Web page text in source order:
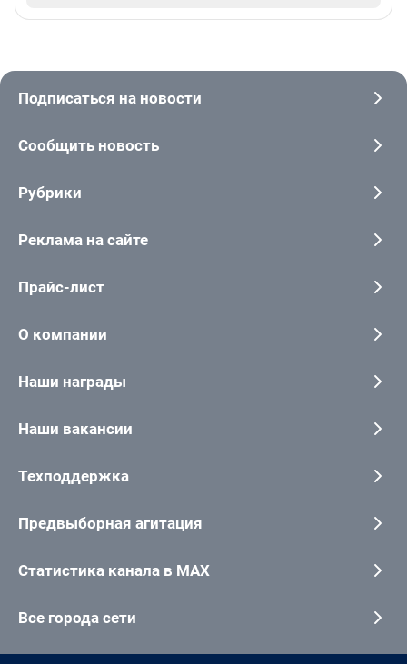
Подписаться на новости
Сообщить новость
Рубрики
Реклама на сайте
Прайс-лист
О компании
Наши награды
Наши вакансии
Техподдержка
Предвыборная агитация
Статистика канала в MAX
Все города сети